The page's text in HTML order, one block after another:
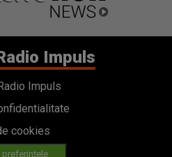
Impuls
Impuls
cookies
preferințele